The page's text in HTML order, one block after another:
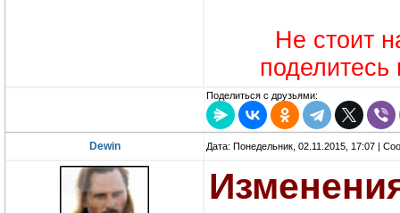
Не стоит
Поделиться с друзьями:
Dewin Дата: Понедельник, 02.11.2015, 17:07 |